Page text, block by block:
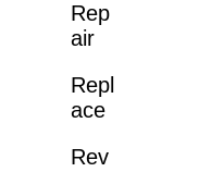
Rep
air
Repl
ace
Rev